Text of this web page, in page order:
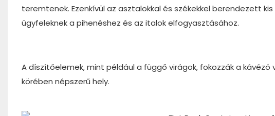
teremtenek. Ezenkívül az asztalokkal és székekkel berendezett
ügyfeleknek a pihenéshez és az italok elfogyasztásához.
A díszítőelemek, mint például a függő virágok, fokozzák a
körében népszerű hely.